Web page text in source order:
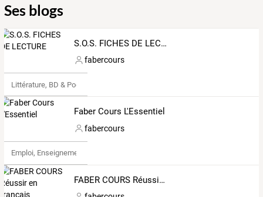
Ses blogs
S.O.S. FICHES DE LECTURE
fabercours
Littérature, BD & Poésie
Faber Cours L'Essentiel
fabercours
Emploi, Enseignement & Etudes
FABER COURS Réussir en français